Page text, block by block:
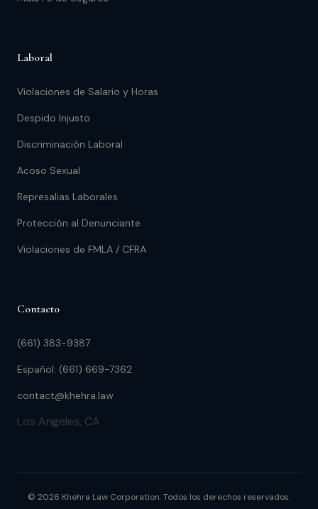
Laboral
Violaciones de Salario y Horas
Despido Injusto
Discriminación Laboral
Acoso Sexual
Represalias Laborales
Protección al Denunciante
Violaciones de FMLA / CFRA
Contacto
(661) 383-9387
Español: (661) 669-7362
contact@khehra.law
Los Angeles, CA
© 2026 Khehra Law Corporation. Todos los derechos reservados.